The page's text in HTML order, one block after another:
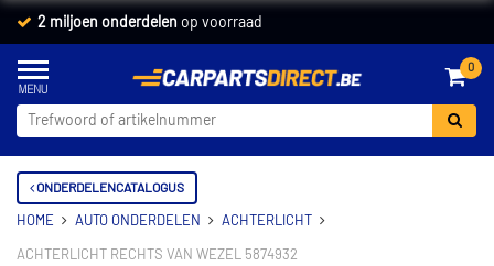
2 miljoen onderdelen op voorraad
0
ONDERDELENCATALOGUS
HOME AUTO ONDERDELEN ACHTERLICHT
ACHTERLICHT RECHTS VAN WEZEL 5874932